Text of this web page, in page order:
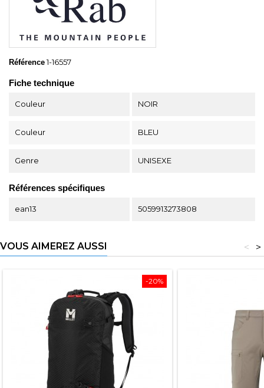
Référence 1-16557
Fiche technique
Couleur NOIR
Couleur BLEU
Genre UNISEXE
Références spécifiques
ean13 5059913273808
VOUS AIMEREZ AUSSI >
<
-20%